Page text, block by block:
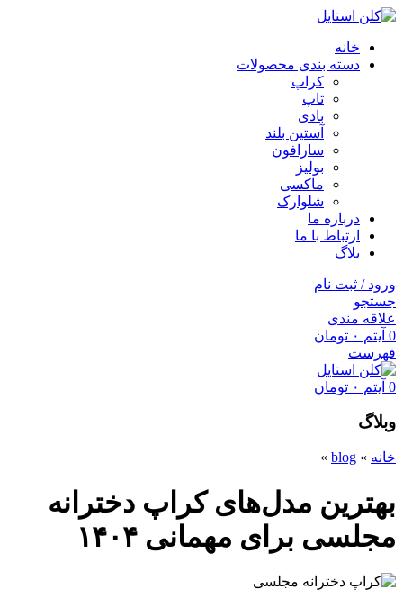
خانه
دسته بندی محصولات
کراپ
تاپ
بادی
آستین بلند
سارافون
بولیز
ماکسی
شلوارک
درباره ما
ارتباط با ما
بلاگ
ورود / ثبت نام
جستجو
علاقه مندی
0 آیتم ۰ تومان
فهرست
0 آیتم ۰ تومان
وبلاگ
خانه »
blog
»
بهترین مدل‌های کراپ دخترانه
مجلسی برای مهمانی ۱۴۰۴